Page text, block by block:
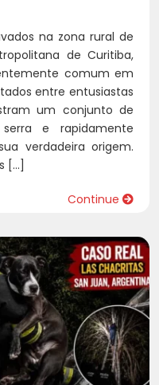
na zona rural de
de Curitiba,
comum em
entre entusiastas
um conjunto de
e rapidamente
verdadeira origem.
[…]
Continue